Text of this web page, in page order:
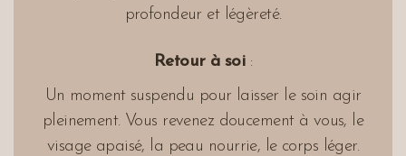
profondeur et légèreté.
Retour à soi:
Un moment suspendu pour laisser le soin agir
pleinement. Vous revenez doucement à vous, le
visage apaisé, la peau nourrie, le corps léger.